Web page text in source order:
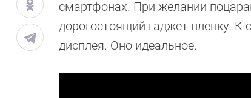
смартфонах. При желании
дорогостоящий гаджет пленку. К
дисплея. Оно идеальное.